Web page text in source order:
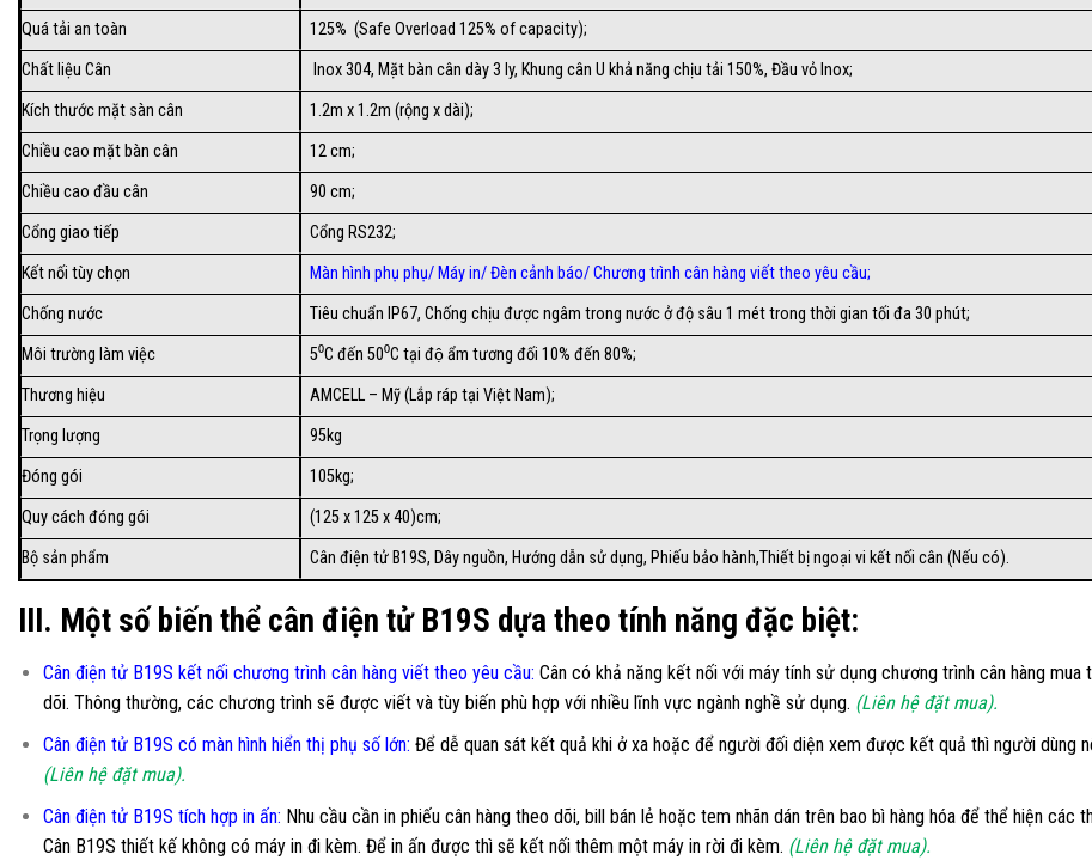
Quá tải an toàn
125% (Safe Overload 125% of capacity);
Chất liệu Cân
Inox 304, Mặt bàn cân dày 3 ly, Khung cân U khả năng chịu tải 150%, Đầu vỏ Inox;
Kích thước mặt sàn cân
1.2m x 1.2m (rộng x dài);
Chiều cao mặt bàn cân
12 cm;
Chiều cao đầu cân
90 cm;
Cổng giao tiếp
Cổng RS232;
Kết nối tùy chọn
Màn hình phụ phụ/ Máy in/Đèn cảnh báo/Chương trình cân hàng viết theo yêu cầu;
Chống nước
Tiêu chuẩn IP67, Chống chịu được ngâm trong nước ở độ sâu 1 mét trong thời gian tối đa 30 phút;
Môi trường làm việc
5⁰C đến 50⁰C tại độ ẩm tương đối 10% đến 80%;
Thương hiệu
AMCELL – Mỹ (Lắp ráp tại Việt Nam);
Trọng lượng
95kg
Đóng gói
105kg;
Quy cách đóng gói
(125 x 125 x 40)cm;
Bộ sản phẩm
Cân điện tử B19S, Dây nguồn, Hướng dẫn sử dụng, Phiếu bảo hành,Thiết bị ngoại vi kết nối cân (Nếu có).
III. Một số biến thể cân điện tử B19S dựa theo tính năng đặc biệt:
Cân điện tử B19S kết nối chương trình cân hàng viết theo yêu cầu: Cân có khả năng kết nối với máy tính sử dụng chương trình cân hàng
dõi. Thông thường, các chương trình sẽ được viết và tùy biến phù hợp với nhiều lĩnh vực ngành nghề sử dụng. (Liên hệ đặt mua).
Cân điện tử B19S có màn hình hiển thị phụ số lớn: Để dễ quan sát kết quả khi ở xa hoặc để người đối diện xem được kết quả thì người dùng
(Liên hệ đặt mua).
Cân điện tử B19S tích hợp in ấn: Nhu cầu cần in phiếu cân hàng theo dõi, bill bán lẻ hoặc tem nhãn dán trên bao bì hàng hóa để thể hiện các
Cân B19S thiết kế không có máy in đi kèm. Để in ấn được thì sẽ kết nối thêm một máy in rời đi kèm. (Liên hệ đặt mua).